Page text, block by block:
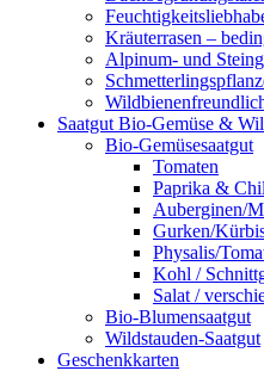
Kräuterrasen –
Alpinum- und
Saatgut Bio-Gemüse &
Bio-Gemüsesaatgut
Tomaten
Paprika &
Auberginen/
Gurken/
Physalis/
Kohl /
Salat /
Bio-Blumensaatgut
Wildstauden-Saatgut
Geschenkkarten